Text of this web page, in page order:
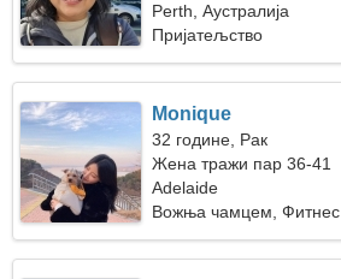
Perth, Аустралија
Пријатељство
Monique
32 године, Рак
Жена тражи пар 36-41
Adelaide
Вожња чамцем, Фитнес